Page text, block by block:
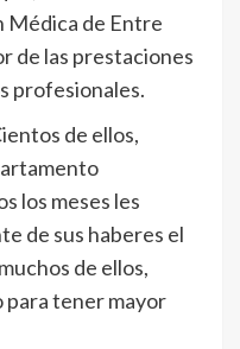
Médica de Entre
de las prestaciones
profesionales.
de ellos,
los meses les
de sus haberes el
de ellos,
para tener mayor